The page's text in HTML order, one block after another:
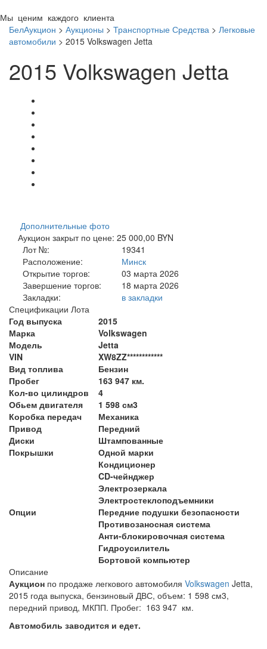
Мы ценим каждого клиента
БелАукцион > Аукционы > Транспортные Средства > Легковые
автомобили > 2015 Volkswagen Jetta
2015 Volkswagen Jetta
Дополнительные фото
Аукцион закрыт по цене: 25 000,00 BYN
Лот №:
19341
Расположение:
Минск
Открытие торгов:
03 марта 2026
Завершение торгов:
18 марта 2026
Закладки:
в закладки
Спецификации Лота
Год выпуска
2015
Марка
Volkswagen
Модель
Jetta
VIN
XW8ZZ************
Вид топлива
Бензин
Пробег
163 947 км.
Кол-во цилиндров
4
Обьем двигателя
1 598 см3
Коробка передач
Механика
Привод
Передний
Диски
Штампованные
Покрышки
Одной марки
Опции
Кондиционер
CD-чейнджер
Электрозеркала
Электростеклоподъемники
Передние подушки безопасности
Противозаносная система
Анти-блокировочная система
Гидроусилитель
Бортовой компьютер
Описание
Аукцион по продаже легкового автомобиля Volkswagen Jetta,
2015 года выпуска, бензиновый ДВС, объем: 1 598 см3,
передний привод, МКПП. Пробег: 163 947 км.
Автомобиль заводится и едет.